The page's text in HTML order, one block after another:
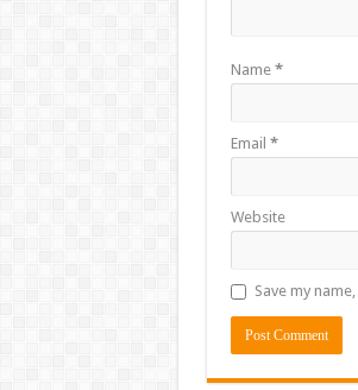
Name *
Email *
Website
Save my